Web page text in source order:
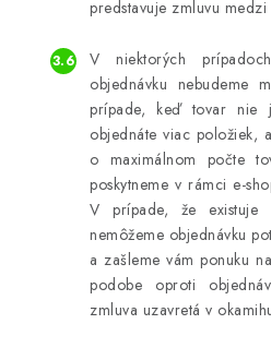
predstavuje zmluvu
V niektorých
objednávku
prípade, keď tovar
objednáte viac položiek,
o maximálnom počte
poskytneme v rámci e-
V prípade, že existuje
nemôžeme objednávku
a zašleme vám ponuku
podobe oproti
zmluva uzavretá v